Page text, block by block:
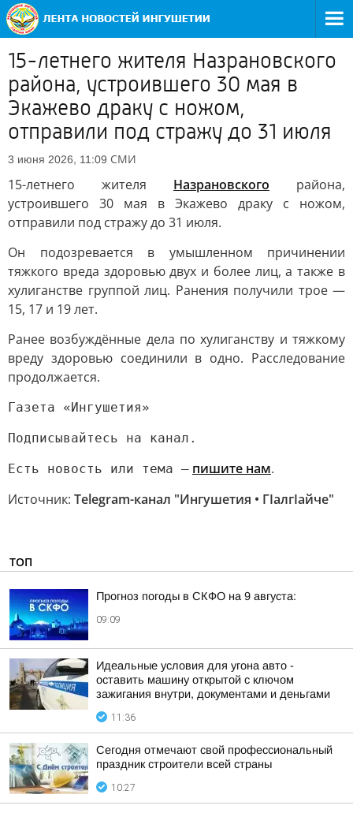
15-летнего жителя Назрановского
района, устроившего 30 мая в
Экажево драку с ножом,
отправили под стражу до 31 июля
3 июня 2026, 11:09 СМИ
15-летнего жителя Назрановского района,
устроившего 30 мая в Экажево драку с ножом,
отправили под стражу до 31 июля.
Он подозревается в умышленном причинении
тяжкого вреда здоровью двух и более лиц, а также в
хулиганстве группой лиц. Ранения получили трое —
15, 17 и 19 лет.
Ранее возбуждённые дела по хулиганству и тяжкому
вреду здоровью соединили в одно. Расследование
продолжается.
Газета «Ингушетия»
Подписывайтесь на канал.
Есть новость или тема — пишите нам.
Источник: Telegram-канал "Ингушетия • ГIалгIайче"
ТОП
Прогноз погоды в СКФО на 9 августа:
09:09
Идеальные условия для угона авто -
оставить машину открытой с ключом
зажигания внутри, документами и деньгами
11:36
Сегодня отмечают свой профессиональный
праздник строители всей страны
10:27